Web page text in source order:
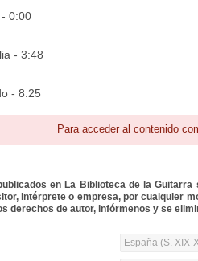
0:00
- 3:48
- 8:25
Para acceder al contenido
en La Biblioteca de la
intérprete o empresa, por cualquier
derechos de autor, infórmenos y se
España (S. XIX-